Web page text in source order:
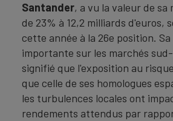
Santander, a vu la valeur de
de 23% à 12,2 milliards d'euros,
cette année à la 26e position.
importante sur les marchés
signifié que l'exposition au
que celle de ses homologues
les turbulences locales ont
rendements attendus par